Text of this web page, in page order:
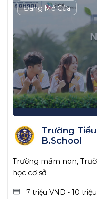
Đang Mở Cửa
Trường
B.School
Trường mầm non,
học cơ sở
7 triệu VND - 10 triệu